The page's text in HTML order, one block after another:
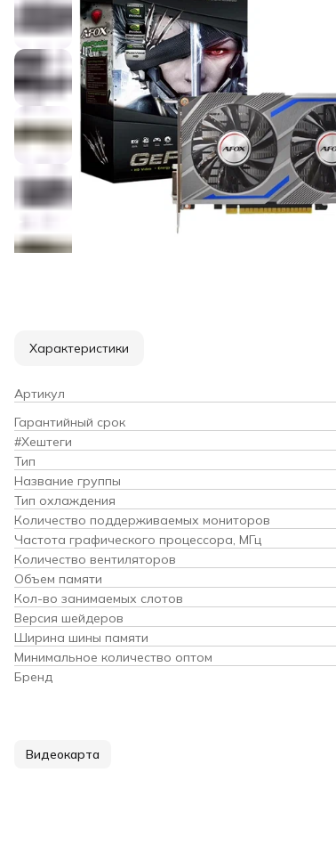
Характеристики
Артикул
Гарантийный срок
#Хештеги
Тип
Название группы
Тип охлаждения
Количество поддерживаемых мониторов
Частота графического процессора, МГц
Количество вентиляторов
Объем памяти
Кол-во занимаемых слотов
Версия шейдеров
Ширина шины памяти
Минимальное количество оптом
Бренд
Видеокарта